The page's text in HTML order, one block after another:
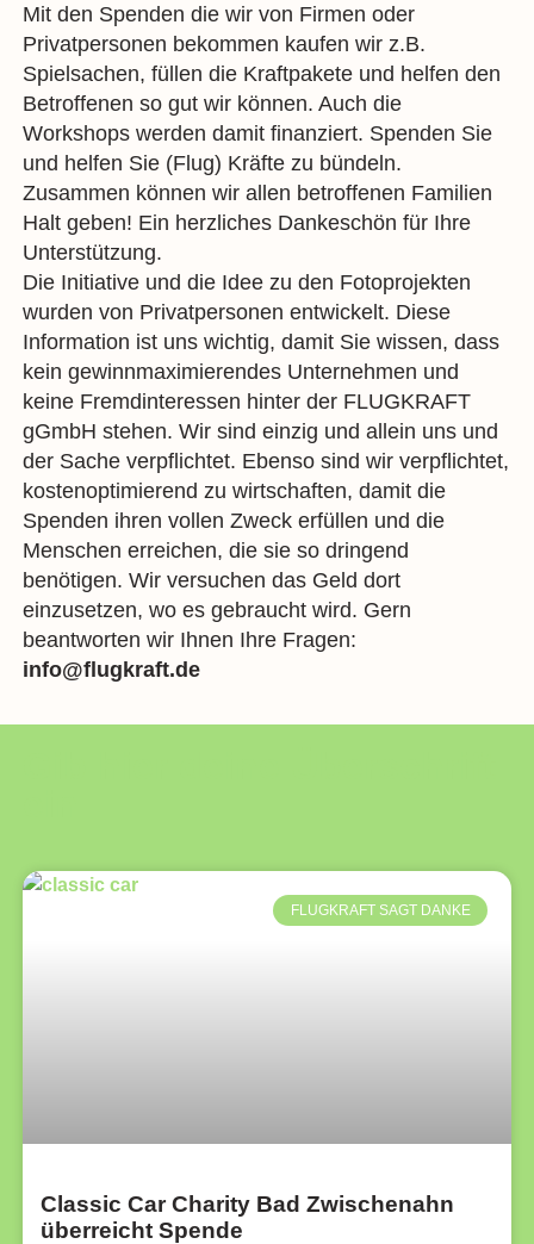
Mit den Spenden die wir von Firmen oder
Privatpersonen bekommen kaufen wir z.B.
Spielsachen, füllen die Kraftpakete und helfen den
Betroffenen so gut wir können. Auch die
Workshops werden damit finanziert. Spenden Sie
und helfen Sie (Flug) Kräfte zu bündeln.
Zusammen können wir allen betroffenen Familien
Halt geben! Ein herzliches Dankeschön für Ihre
Unterstützung.
Die Initiative und die Idee zu den Fotoprojekten
wurden von Privatpersonen entwickelt. Diese
Information ist uns wichtig, damit Sie wissen, dass
kein gewinnmaximierendes Unternehmen und
keine Fremdinteressen hinter der FLUGKRAFT
gGmbH stehen. Wir sind einzig und allein uns und
der Sache verpflichtet. Ebenso sind wir verpflichtet,
kostenoptimierend zu wirtschaften, damit die
Spenden ihren vollen Zweck erfüllen und die
Menschen erreichen, die sie so dringend
benötigen. Wir versuchen das Geld dort
einzusetzen, wo es gebraucht wird. Gern
beantworten wir Ihnen Ihre Fragen:
info@flugkraft.de
FLUGKRAFT SAGT DANKE
Classic Car Charity Bad Zwischenahn
überreicht Spende